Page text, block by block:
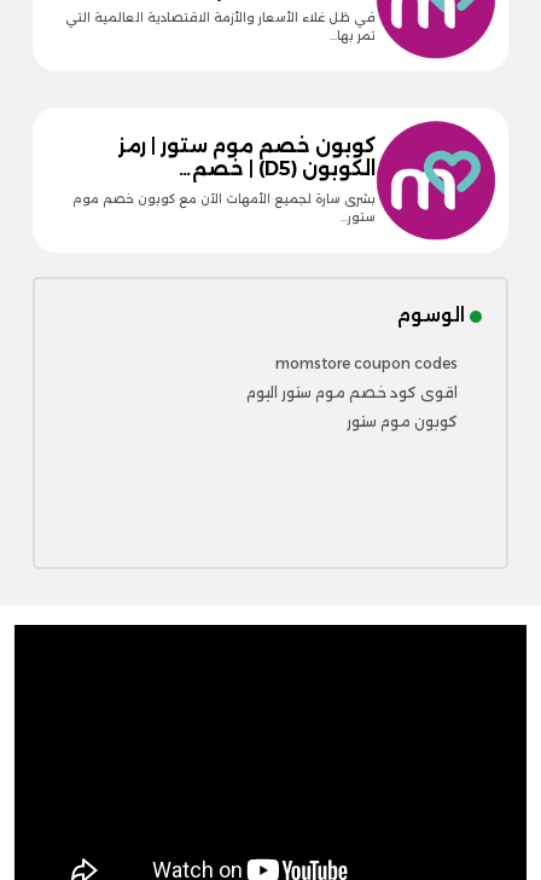
في ظل غلاء الأسعار والأزمة الاقتصادية العالمية التي
تمر بها…
كوبون خصم موم ستور | رمز
الكوبون (D5) | خصم…
بشرى سارة لجميع الأمهات الآن مع كوبون خصم موم
ستور…
الوسوم
momstore coupon codes
اقوى كود خصم موم ستور اليوم
كوبون موم ستور